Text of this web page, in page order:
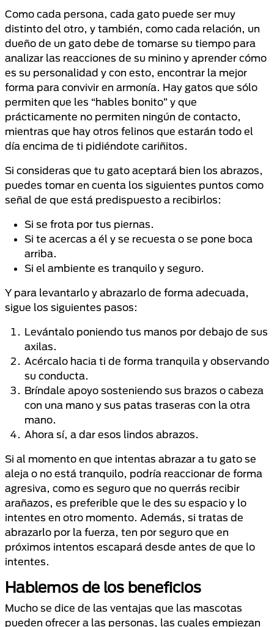
Como cada persona, cada gato puede ser muy
distinto del otro, y también, como cada relación, un
dueño de un gato debe de tomarse su tiempo para
analizar las reacciones de su minino y aprender cómo
es su personalidad y con esto, encontrar la mejor
forma para convivir en armonía. Hay gatos que sólo
permiten que les “hables bonito” y que
prácticamente no permiten ningún de contacto,
mientras que hay otros felinos que estarán todo el
día encima de ti pidiéndote cariñitos.
Si consideras que tu gato aceptará bien los abrazos,
puedes tomar en cuenta los siguientes puntos como
señal de que está predispuesto a recibirlos:
Si se frota por tus piernas.
Si te acercas a él y se recuesta o se pone boca
arriba.
Si el ambiente es tranquilo y seguro.
Y para levantarlo y abrazarlo de forma adecuada,
sigue los siguientes pasos:
Levántalo poniendo tus manos por debajo de sus
axilas.
Acércalo hacia ti de forma tranquila y observando
su conducta.
Bríndale apoyo sosteniendo sus brazos o cabeza
con una mano y sus patas traseras con la otra
mano.
Ahora sí, a dar esos lindos abrazos.
Si al momento en que intentas abrazar a tu gato se
aleja o no está tranquilo, podría reaccionar de forma
agresiva, como es seguro que no querrás recibir
arañazos, es preferible que le des su espacio y lo
intentes en otro momento. Además, si tratas de
abrazarlo por la fuerza, ten por seguro que en
próximos intentos escapará desde antes de que lo
intentes.
Hablemos de los beneficios
Mucho se dice de las ventajas que las mascotas
pueden ofrecer a las personas, las cuales empiezan